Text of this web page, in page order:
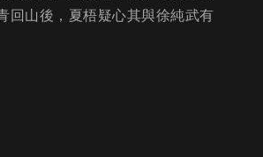
回山後，夏梧疑心其與徐純武有